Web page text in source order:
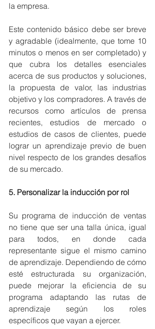
la empresa.
Este contenido básico debe ser breve
y agradable (idealmente, que tome 10
minutos o menos en ser completado) y
que cubra los detalles esenciales
acerca de sus productos y soluciones,
la propuesta de valor, las industrias
objetivo y los compradores. A través de
recursos como artículos de prensa
recientes, estudios de mercado o
estudios de casos de clientes, puede
lograr un aprendizaje previo de buen
nivel respecto de los grandes desafíos
de su mercado.
5. Personalizar la inducción por rol
Su programa de inducción de ventas
no tiene que ser una talla única, igual
para todos, en donde cada
representante sigue el mismo camino
de aprendizaje. Dependiendo de cómo
esté estructurada su organización,
puede mejorar la eficiencia de su
programa adaptando las rutas de
aprendizaje según los roles
específicos que vayan a ejercer.